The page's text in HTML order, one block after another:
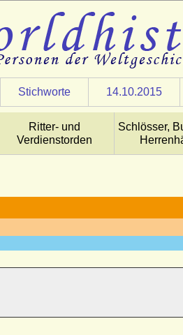
Stichworte 14.10.2015
Ritter- und
Verdienstorden
Schlösser,